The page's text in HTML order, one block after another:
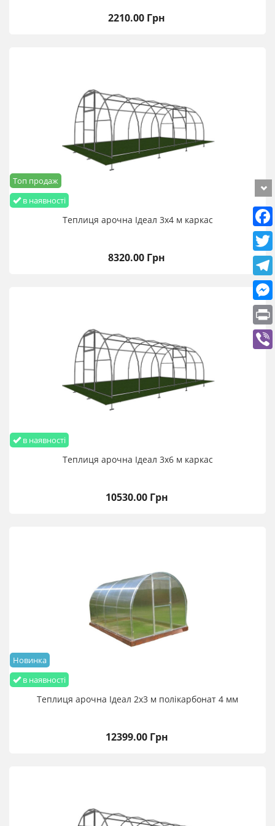
2210.00 Грн
в наявності
Топ продаж
Теплиця арочна Ідеал 3х4 м каркас
8320.00 Грн
в наявності
Теплиця арочна Ідеал 3х6 м каркас
10530.00 Грн
в наявності
Новинка
Теплиця арочна Ідеал 2х3 м полікарбонат 4 мм
12399.00 Грн